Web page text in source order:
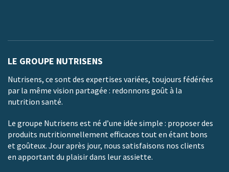
LE GROUPE NUTRISENS
Nutrisens, ce sont des expertises variées, toujours fédérées
par la même vision partagée : redonnons goût à la
nutrition santé.
Le groupe Nutrisens est né d’une idée simple : proposer des
produits nutritionnellement efficaces tout en étant bons
et goûteux. Jour après jour, nous satisfaisons nos clients
en apportant du plaisir dans leur assiette.